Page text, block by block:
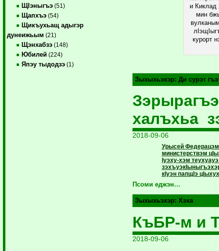
ЩIэныгъэ (51)
Щапхъэ (54)
Щикъухьащ адыгэр
дунеижьым (21)
Щэнхабзэ (148)
Юбилей (224)
Япэу тыдодзэ (1)
и
мин
курорт
Зыхыхьэхэр: Ди сурэт
халъхьа
2018-09-06
Урысей
министерствэм
Iуэху-хэм
кIуэн папщIэ
Псоми еджэн…
Зыхыхьэхэр: Хэха
КъБР-м и
2018-09-06